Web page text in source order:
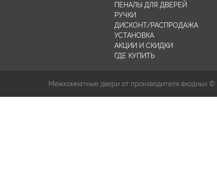
ПЕНАЛЫ ДЛЯ ДВЕРЕЙ
РУЧКИ
ДИСКОНТ/РАСПРОДАЖА
УСТАНОВКА
АКЦИИ И СКИДКИ
ГДЕ КУПИТЬ
Межкомнатные двери от производителя входных